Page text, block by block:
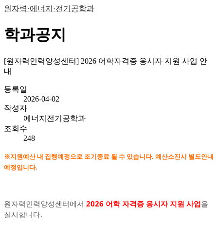
원자력·에너지·전기공학과
학과공지
[원자력인력양성센터] 2026 어학자격증 응시자 지원 사업 안
내
등록일
2026-04-02
작성자
에너지전기공학과
조회수
248
※지원예산 내 집행예정으로 조기종료 될 수 있습니다. 예산소진시 별도안내
예정입니다.
원자력인력양성센터에서 2026 어학 자격증 응시자 지원 사업을
실시합니다.